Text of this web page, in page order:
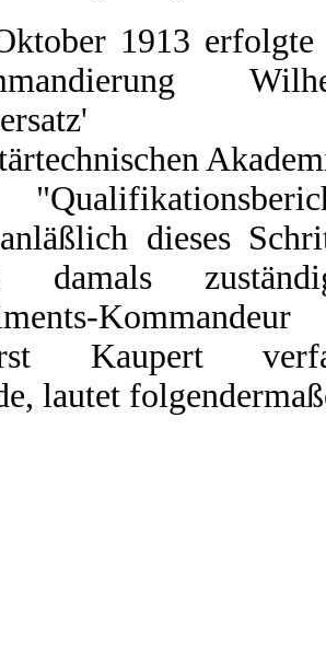
1913 erfolgte
dieses
damals
Kommandeur
Kaupert
lautet